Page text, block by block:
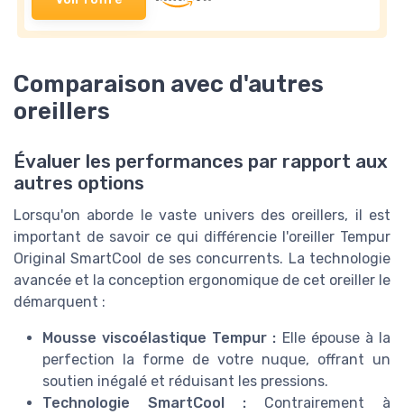
Comparaison avec d'autres
oreillers
Évaluer les performances par rapport aux
autres options
Lorsqu'on aborde le vaste univers des oreillers, il est
important de savoir ce qui différencie l'oreiller Tempur
Original SmartCool de ses concurrents. La technologie
avancée et la conception ergonomique de cet oreiller le
démarquent :
Mousse viscoélastique Tempur : Elle épouse à la
perfection la forme de votre nuque, offrant un
soutien inégalé et réduisant les pressions.
Technologie SmartCool : Contrairement à